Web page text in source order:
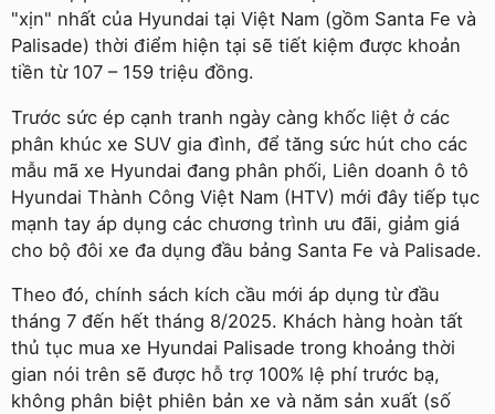
"xịn" nhất của Hyundai tại Việt Nam (gồm Santa Fe và
Palisade) thời điểm hiện tại sẽ tiết kiệm được khoản
tiền từ 107 – 159 triệu đồng.
Trước sức ép cạnh tranh ngày càng khốc liệt ở các
phân khúc xe SUV gia đình, để tăng sức hút cho các
mẫu mã xe Hyundai đang phân phối, Liên doanh ô tô
Hyundai Thành Công Việt Nam (HTV) mới đây tiếp tục
mạnh tay áp dụng các chương trình ưu đãi, giảm giá
cho bộ đôi xe đa dụng đầu bảng Santa Fe và Palisade.
Theo đó, chính sách kích cầu mới áp dụng từ đầu
tháng 7 đến hết tháng 8/2025. Khách hàng hoàn tất
thủ tục mua xe Hyundai Palisade trong khoảng thời
gian nói trên sẽ được hỗ trợ 100% lệ phí trước bạ,
không phân biệt phiên bản xe và năm sản xuất (số